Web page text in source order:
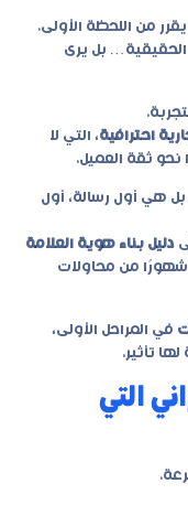
من اللحظة الأولى.
الحقيقية… بل يرى
احترافية، التي لا
ثقة العميل.
هي أول رسالة، أول
دليل بناء هوية العلامة
شهورًا من محاولات
في المراحل الأولى،
تأثير.
التي